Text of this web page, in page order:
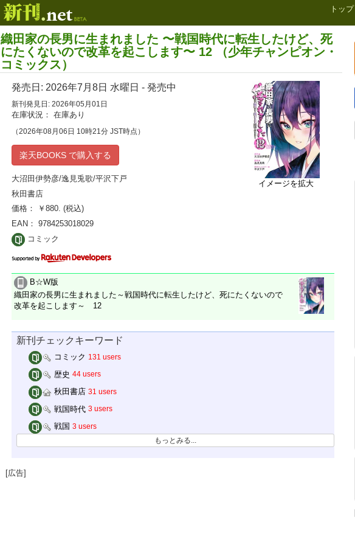
トップ
織田家の長男に生まれました 〜戦国時代に転生したけど、死
にたくないので改革を起こします〜 12 （少年チャンピオン・
コミックス）
イメージを拡大
発売日: 2026年7月8日 水曜日 - 発売中
新刊発見日: 2026年05月01日
在庫状況： 在庫あり
（2026年08月06日 10時21分 JST時点）
楽天BOOKS で購入する
大沼田伊勢彦/逸見兎歌/平沢下戸
秋田書店
価格： ￥880. (税込)
EAN： 9784253018029
コミック
B☆W版
織田家の長男に生まれました～戦国時代に転生したけど、死にたくないので
改革を起こします～ 12
新刊チェックキーワード
コミック 131 users
歴史 44 users
秋田書店 31 users
戦国時代 3 users
戦国 3 users
もっとみる...
[広告]